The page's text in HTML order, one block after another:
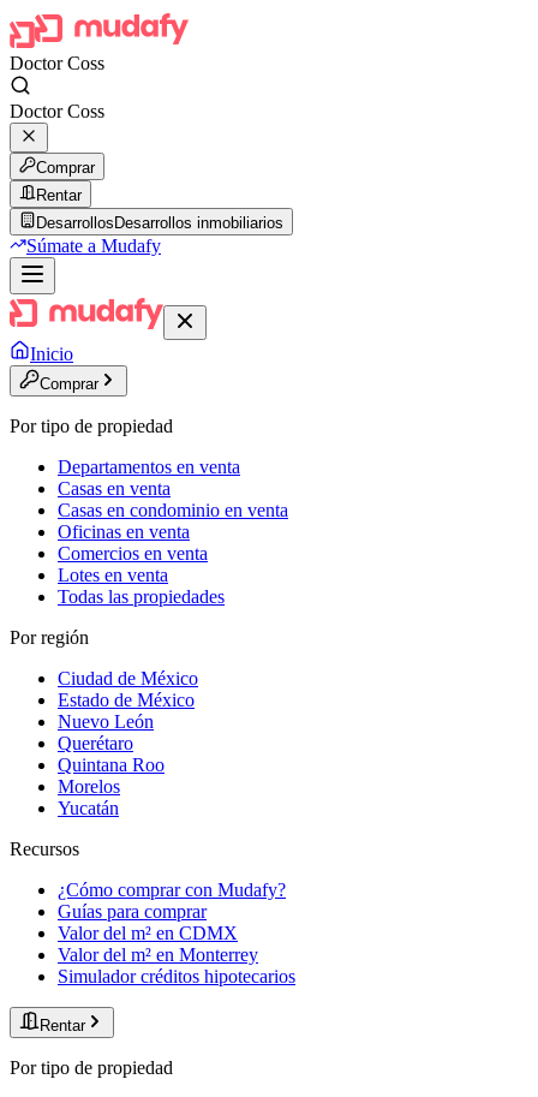
Doctor Coss
Doctor Coss
Comprar
Rentar
Desarrollos Desarrollos inmobiliarios
Súmate a Mudafy
Inicio
Comprar
Por tipo de propiedad
Departamentos en venta
Casas en venta
Casas en condominio en venta
Oficinas en venta
Comercios en venta
Lotes en venta
Todas las propiedades
Por región
Ciudad de México
Estado de México
Nuevo León
Querétaro
Quintana Roo
Morelos
Yucatán
Recursos
¿Cómo comprar con Mudafy?
Guías para comprar
Valor del m² en CDMX
Valor del m² en Monterrey
Simulador créditos hipotecarios
Rentar
Por tipo de propiedad